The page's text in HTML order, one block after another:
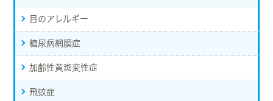
目のアレルギー
糖尿病網膜症
加齢性黄斑変性症
飛蚊症